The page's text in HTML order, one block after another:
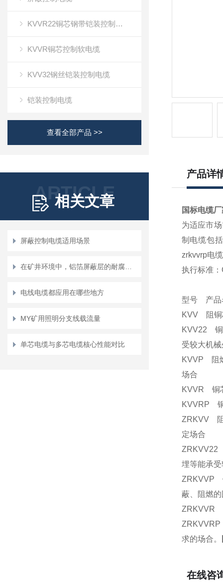
KVVR22铜芯钢带铠装控制软电缆
KVVR铜芯控制软电缆
KVV32钢丝铠装控制电缆
铠装控制电缆
查看全部产品 >>
ARTICLE
相关文章
屏蔽控制电缆适用场景
电线电缆都应用在哪些地方
MY矿用照明分支线载流量
单芯电缆与多芯电缆核心性能对比
产品详
国标电缆
为适应市
制电缆包
zrkvvrp电
执行标准
型号 产
KVV 阻铜
KVV22 铜
受较大机
KVVP 阻
场合
KVVR 铜
KVVRP
ZRKVV
定场合
ZRKVV22
埋等能承
ZRKVVP
蔽、阻燃
ZRKVVR
求的场合。
在线咨